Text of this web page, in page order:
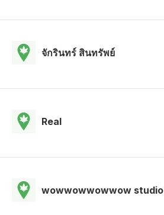
จักรินทร์ สินทรัพย์
Real
wowwowwowwow studio